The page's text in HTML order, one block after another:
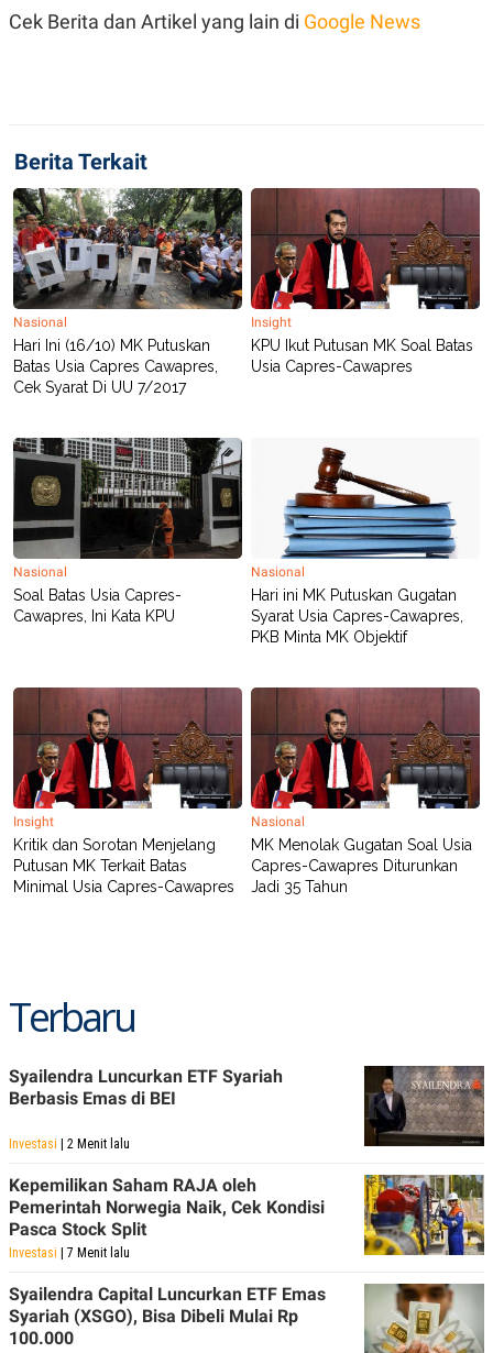
Cek Berita dan Artikel yang lain di Google News
Berita Terkait
Nasional
Hari Ini (16/10) MK Putuskan
Batas Usia Capres Cawapres,
Cek Syarat Di UU 7/2017
Insight
KPU Ikut Putusan MK Soal Batas
Usia Capres-Cawapres
Nasional
Soal Batas Usia Capres-
Cawapres, Ini Kata KPU
Nasional
Hari ini MK Putuskan Gugatan
Syarat Usia Capres-Cawapres,
PKB Minta MK Objektif
Insight
Kritik dan Sorotan Menjelang
Putusan MK Terkait Batas
Minimal Usia Capres-Cawapres
Nasional
MK Menolak Gugatan Soal Usia
Capres-Cawapres Diturunkan
Jadi 35 Tahun
Terbaru
Syailendra Luncurkan ETF Syariah
Berbasis Emas di BEI
Investasi | 2 Menit lalu
Kepemilikan Saham RAJA oleh
Pemerintah Norwegia Naik, Cek Kondisi
Pasca Stock Split
Investasi | 7 Menit lalu
Syailendra Capital Luncurkan ETF Emas
Syariah (XSGO), Bisa Dibeli Mulai Rp
100.000